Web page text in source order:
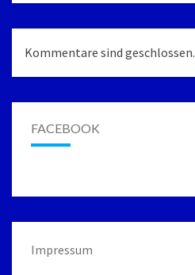
Kommentare sind geschlossen.
FACEBOOK
Impressum